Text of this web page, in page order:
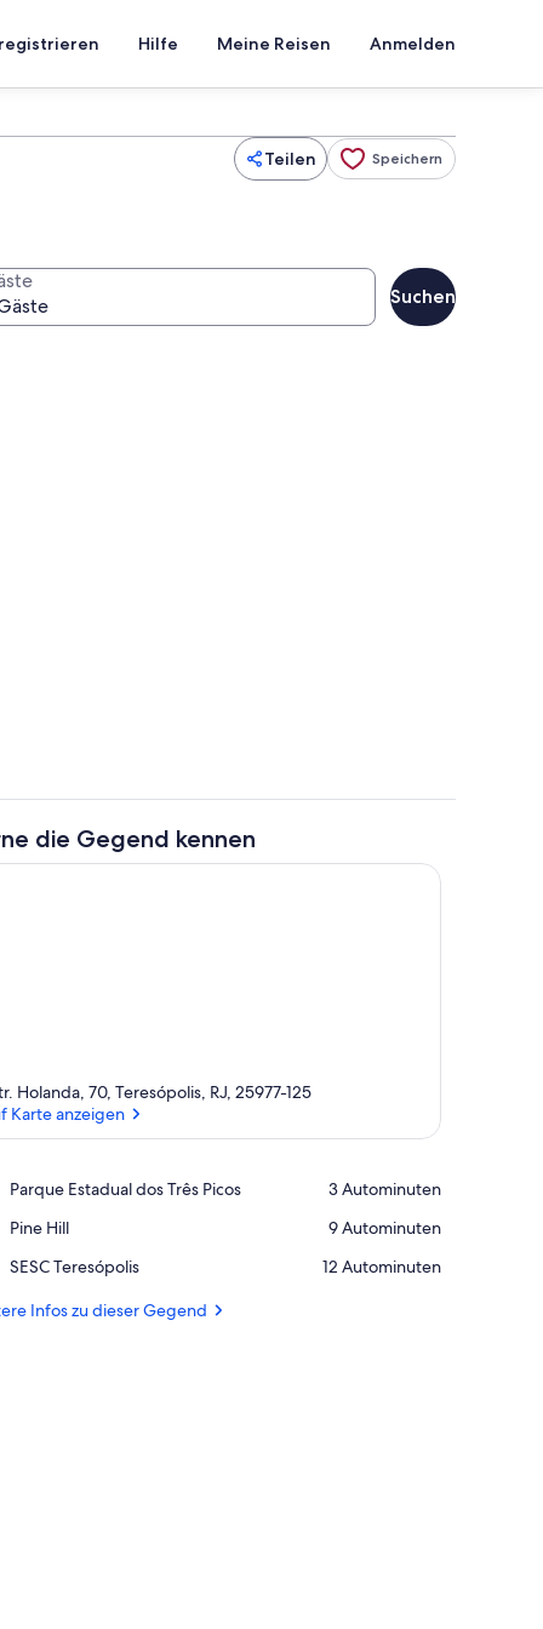
Hilfe Meine Reisen Anmelden
Teilen Speichern
Suchen
die Gegend kennen
Holanda, 70, Teresópolis, RJ, 25977-125
Karte anzeigen
Parque Estadual dos Três Picos
Place,
Estadual
Três
‪3 Autominuten‬
Pine Hill
Place,
Hill
‪9 Autominuten‬
SESC Teresópolis
Place,
Teresópolis
‪12 Autominuten‬
Infos zu dieser Gegend
rotem Ziegeldach.